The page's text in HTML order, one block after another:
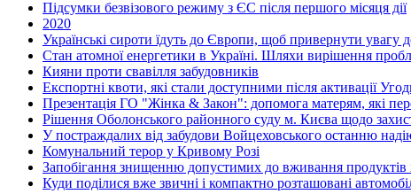
Підсумки безвізового режиму з ЄС після першого місяця дії
2020
Українські сироти їдуть до Європи, щоб привернути увагу
Стан атомної енергетики в Україні. Шляхи вирішення
Кияни проти свавілля забудовників
Експортні квоти, які стали доступними після активації
Презентація ГО "Жінка & Закон": допомога матерям, які
Рішення Оболонського районного суду м. Києва щодо
У постраждалих від забудови Войцеховського останню
Комунальний терор у Кривому Розі
Запобігання знищенню допустимих до вживання продуктів
Куди поділися вже звичні і компактно розташовані